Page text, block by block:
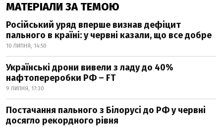
МАТЕРІАЛИ ЗА ТЕМОЮ
Російський уряд вперше визнав дефіцит
пального в країні: у червні казали, що все добре
10 ЛИПНЯ, 14:50
Українські дрони вивели з ладу до 40%
нафтопереробки РФ – FT
9 ЛИПНЯ, 17:30
Постачання пального з Білорусі до РФ у червні
досягло рекордного рівня